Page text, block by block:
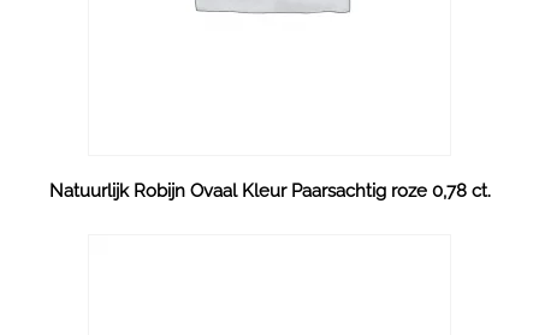
Natuurlijk Robijn Ovaal Kleur Paarsachtig roze 0,78 ct.